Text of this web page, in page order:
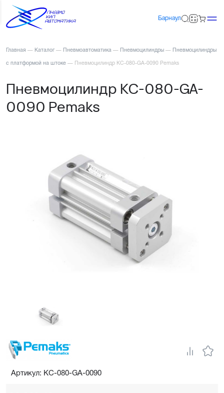
Барнаул
Главная — Каталог — Пневмоавтоматика — Пневмоцилиндры — Пневмоцилиндры
с платформой на штоке — Пневмоцилиндр KC-080-GA-0090 Pemaks
Пневмоцилиндр KC-080-GA-
0090 Pemaks
Артикул: KC-080-GA-0090